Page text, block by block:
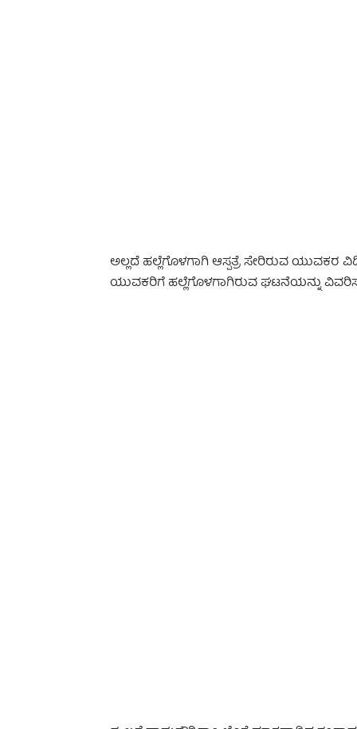
ಅಲ್ಲದೆ ಹಲ್ಲೆಗೊಳಗಾಗಿ ಆಸ್ಪತ್ರೆ ಸೇರಿರುವ
ಯುವಕರಿಗೆ ಹಲ್ಲೆಗೊಳಗಾಗಿರುವ ಘಟನೆಯನ್ನು